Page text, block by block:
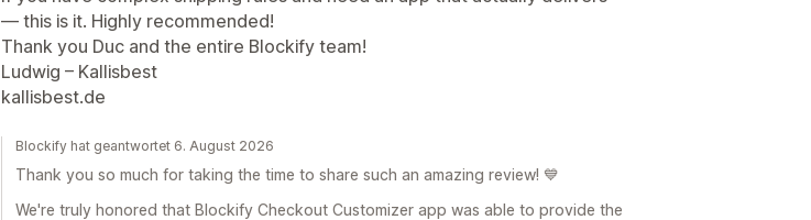
— this is it. Highly recommended!
Thank you Duc and the entire Blockify team!
Ludwig – Kallisbest
kallisbest.de
Blockify hat geantwortet 6. August 2026
Thank you so much for taking the time to share such an amazing review! 💙
We're truly honored that Blockify Checkout Customizer app was able to provide the